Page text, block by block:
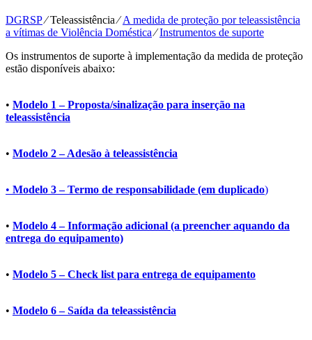
DGRSP⁄Teleassistência⁄A medida de proteção por teleassistência
a vítimas de Violência Doméstica⁄Instrumentos de suporte
Os instrumentos de suporte à implementação da medida de proteção
estão disponíveis abaixo:
• Modelo 1 – Proposta/sinalização para inserção na
teleassistência
• Modelo 2 – Adesão à teleassistência
• Modelo 3 – Termo de responsabilidade (em duplicado)
• Modelo 4 – Informação adicional (a preencher aquando da
entrega do equipamento)
• Modelo 5 – Check list para entrega de equipamento
• Modelo 6 – Saída da teleassistência